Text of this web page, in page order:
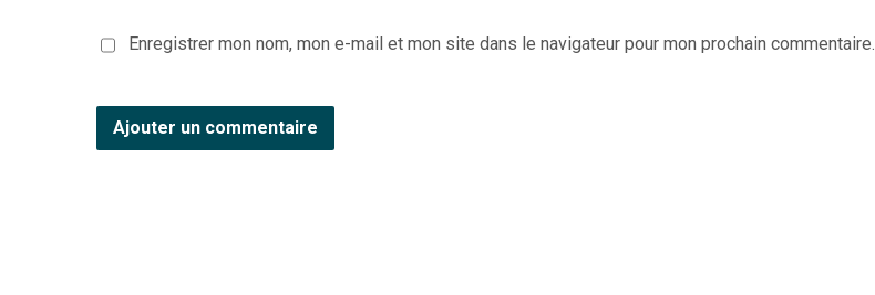
Enregistrer mon nom, mon e-mail et mon site dans le navigateur pour mon prochain commentaire.